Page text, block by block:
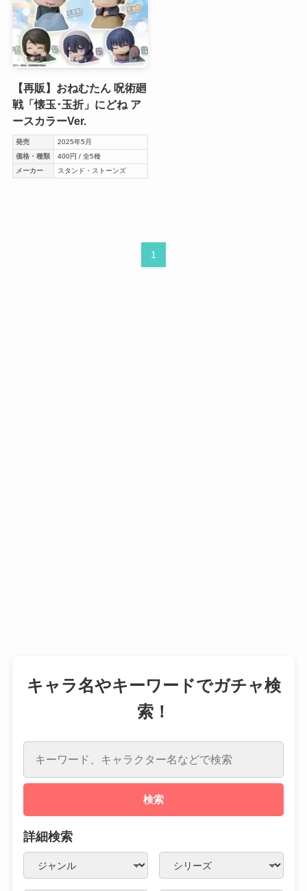
【再販】おねむたん 呪術廻
戦「懐玉･玉折」にどね ア
ースカラーVer.
発売
2025年5月
価格・種類
400円 / 全5種
メーカー
スタンド・ストーンズ
1
キャラ名やキーワードでガチャ検
索！
検索
詳細検索